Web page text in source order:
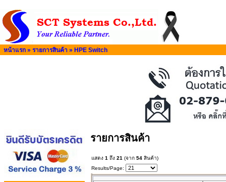
หน้าแรก » รายการสินค้า » HPE Switch
รายการสินค้า
แสดง 1 ถึง 21 (จาก 54 สินค้า)
Results/Page: